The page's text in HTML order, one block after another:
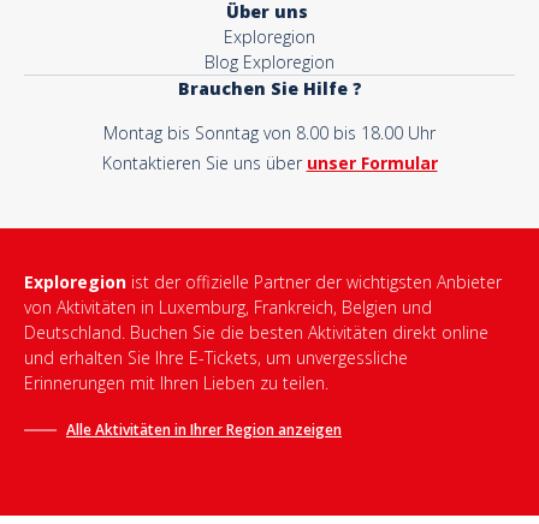
Über uns
Exploregion
Blog Exploregion
Brauchen Sie Hilfe ?
Montag bis Sonntag von 8.00 bis 18.00 Uhr
Kontaktieren Sie uns über unser Formular
Exploregion ist der offizielle Partner der wichtigsten Anbieter
von Aktivitäten in Luxemburg, Frankreich, Belgien und
Deutschland. Buchen Sie die besten Aktivitäten direkt online
und erhalten Sie Ihre E-Tickets, um unvergessliche
Erinnerungen mit Ihren Lieben zu teilen.
Alle Aktivitäten in Ihrer Region anzeigen